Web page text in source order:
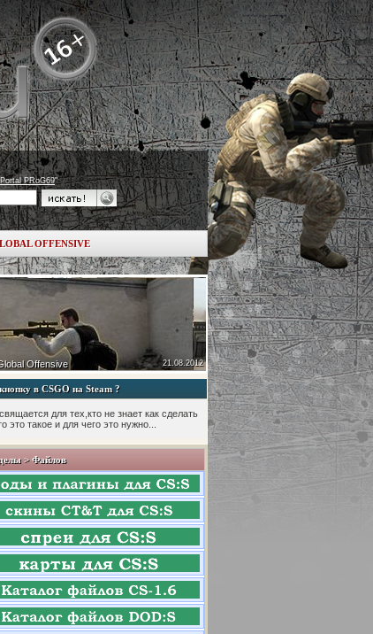
PRoG69"
OFFENSIVE
21.08.2012
Offensive
в CSGO на Steam ?
для тех,кто не знает как сделать
это такое и для чего это нужно...
> Файлов